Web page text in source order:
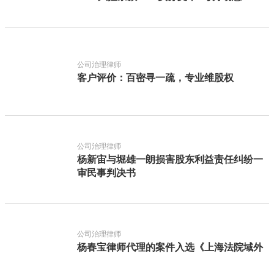
公司治理律师
客户评价：百密寻一疏，专业维股权
公司治理律师
杨新宙与堀雄一朗损害股东利益责任纠纷一
审民事判决书
公司治理律师
杨春宝律师代理的案件入选《上海法院域外